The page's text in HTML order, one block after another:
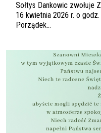
Sołtys Dankowic zwołuje
16 kwietnia 2026 r. o
Porządek...